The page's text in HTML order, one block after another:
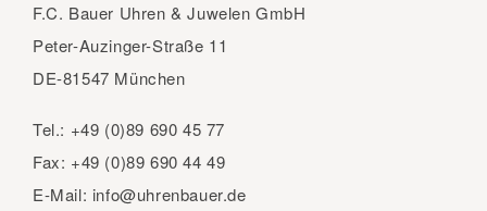
F.C. Bauer Uhren & Juwelen GmbH
Peter-Auzinger-Straße 11
DE-81547 München
Tel.: +49 (0)89 690 45 77
Fax: +49 (0)89 690 44 49
E-Mail: info@uhrenbauer.de